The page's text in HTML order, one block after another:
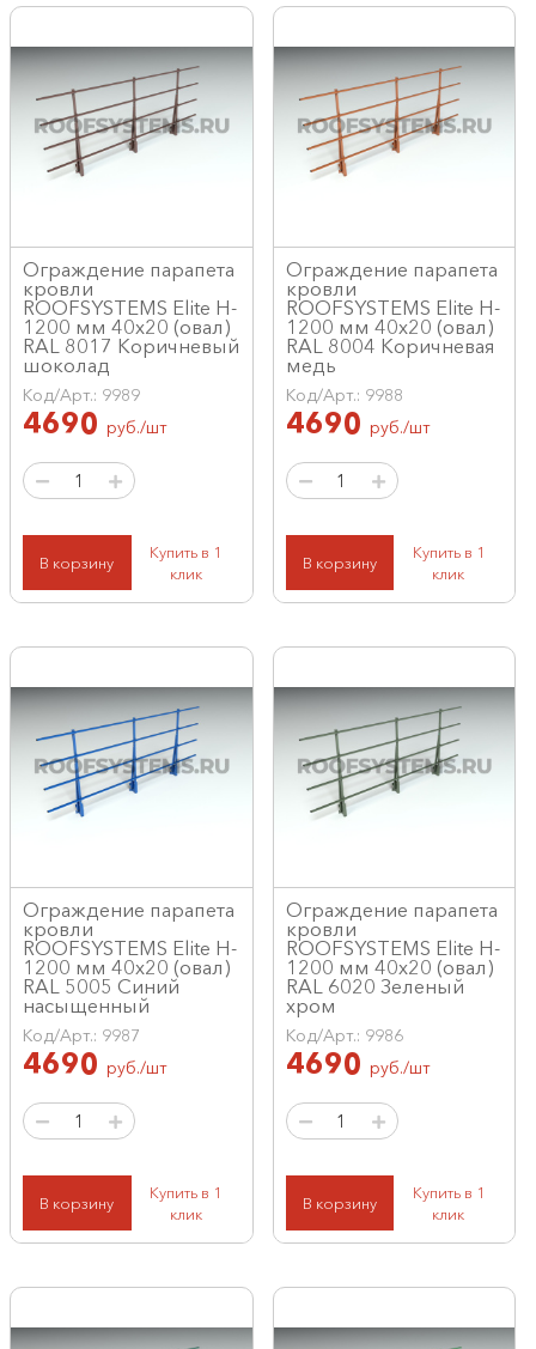
Ограждение парапета
кровли
ROOFSYSTEMS Elite H-
1200 мм 40х20 (овал)
RAL 8017 Коричневый
шоколад
Код/Арт.: 9989
4690 руб./шт
В корзину
Купить в 1
клик
Ограждение парапета
кровли
ROOFSYSTEMS Elite H-
1200 мм 40х20 (овал)
RAL 8004 Коричневая
медь
Код/Арт.: 9988
4690 руб./шт
В корзину
Купить в 1
клик
Ограждение парапета
кровли
ROOFSYSTEMS Elite H-
1200 мм 40х20 (овал)
RAL 5005 Синий
насыщенный
Код/Арт.: 9987
4690 руб./шт
В корзину
Купить в 1
клик
Ограждение парапета
кровли
ROOFSYSTEMS Elite H-
1200 мм 40х20 (овал)
RAL 6020 Зеленый
хром
Код/Арт.: 9986
4690 руб./шт
В корзину
Купить в 1
клик